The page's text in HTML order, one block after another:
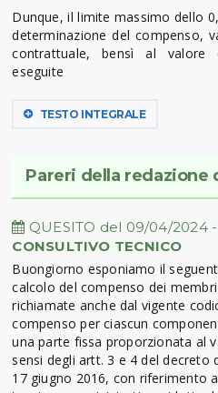
Dunque, il limite massimo dello
determinazione del compenso,
contrattuale, bensì al valore
eseguite
TESTO INTEGRALE
Pareri della
QUESITO del 09/04/2024 -
CONSULTIVO TECNICO
Buongiorno esponiamo il
calcolo del compenso dei
richiamate anche dal vigente
compenso per ciascun
una parte fissa proporzionata al
sensi degli artt. 3 e 4 del decreto
17 giugno 2016, con riferimento